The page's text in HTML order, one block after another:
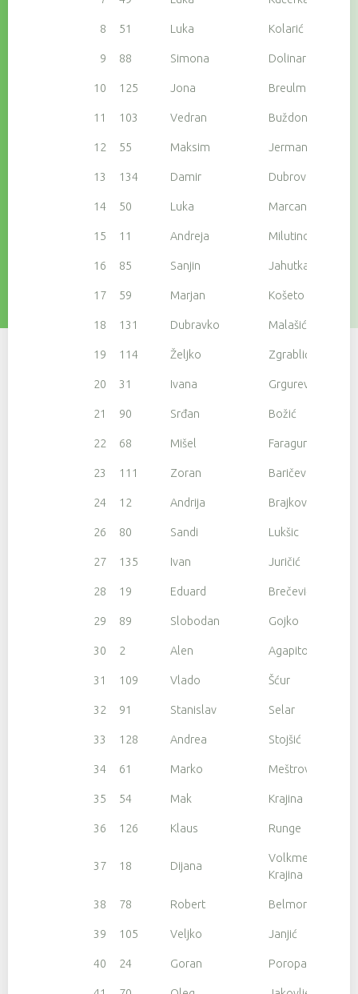
8 51 Luka Kolarić
9 88 Simona Dolinar Majdič
10 125 Jona Breulmannn
11 103 Vedran Buždon
12 55 Maksim Jerman
13 134 Damir Dubrović
14 50 Luka Marcan
15 11 Andreja Milutinović
16 85 Sanjin Jahutka
17 59 Marjan Košeto
18 131 Dubravko Malašić
19 114 Željko Zgrablić
20 31 Ivana Grgurević
21 90 Srđan Božić
22 68 Mišel Faraguna
23 111 Zoran Baričević
24 12 Andrija Brajkovic
26 80 Sandi Lukšic
27 135 Ivan Juričić
28 19 Eduard Brečević
29 89 Slobodan Gojko
30 2 Alen Agapito
31 109 Vlado Šćur
32 91 Stanislav Selar
33 128 Andrea Stojšić
34 61 Marko Meštrović
35 54 Mak Krajina
36 126 Klaus Runge
37 18 Dijana
Volkmer
Krajina
38 78 Robert Belmore
39 105 Veljko Janjić
40 24 Goran Poropat